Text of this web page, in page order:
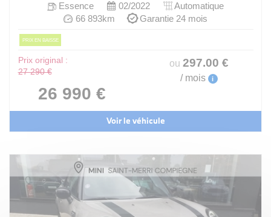
Essence 02/2022
Automatique
66 893km
Garantie 24 mois
PRIX EN BAISSE
Prix original :
27 290 €
26 990 €
ou 297.00 €
/ mois i
Voir le véhicule